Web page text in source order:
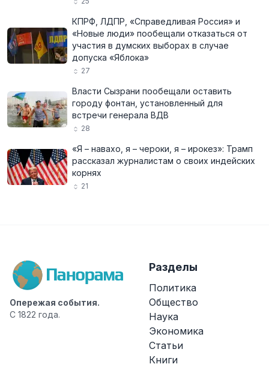
КПРФ, ЛДПР, «Справедливая Россия» и
«Новые люди» пообещали отказаться от
участия в думских выборах в случае
допуска «Яблока»
27
Власти Сызрани пообещали оставить
городу фонтан, установленный для
встречи генерала ВДВ
28
«Я – навахо, я – чероки, я – ирокез»: Трамп
рассказал журналистам о своих индейских
корнях
21
Опережая события.
С 1822 года.
Разделы
Политика
Общество
Наука
Экономика
Статьи
Книги